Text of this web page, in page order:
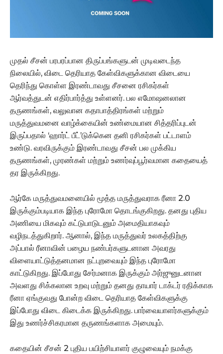
முதல் சீசன் பரபரப்பான திருப்பங்களுடன் முடிவடைந்த
நிலையில், விடை தெரியாத கேள்விகளுக்கான விடையை
தெரிந்து கொள்ள இரண்டாவது சீசனை ரசிகர்கள்
ஆர்வத்துடன் எதிர்பார்த்து உள்ளனர். பல எமோஷனலான
தருணங்கள், வலுவான கதாபாத்திரங்கள் மற்றும்
மருத்துவமனை வாழ்க்கையின் உண்மையான சித்தரிப்புடன்
இருப்பதால் ‘ஹார்ட் பீட்’டுக்கென தனி ரசிகர்கள் பட்டாளம்
உண்டு. வரவிருக்கும் இரண்டாவது சீசன் பல முக்கிய
தருணங்கள், முரண்கள் மற்றும் உணர்வுப்பூர்வமான கதையைத்
தர இருக்கிறது.
ஆர்கே மருத்துவமனையில் மூத்த மருத்துவராக ரீனா 2.0
இருக்கும்படியாக இந்த புரோமோ தொடங்குகிறது. தனது புதிய
அணியை மிகவும் கட்டுபாடுடனும் அமைதியாகவும்
வழிநடத்துகிறார். ஆனால், இந்த மருத்துவர் உலகத்திற்கு
அப்பால் ரீனாவின் பழைய நண்பர்களுடனான அவரது
விளையாட்டுத்தனமான நட்புறவையும் இந்த புரோமோ
காட்டுகிறது. இப்போது சேர்மனாக இருக்கும் அர்ஜுனுடனான
அவளது சிக்கலான உறவு மற்றும் தனது தாயார் டாக்டர் ரதிக்காக
ரீனா ஏங்குவது போன்ற விடை தெரியாத கேள்விகளுக்கு
இப்போது விடை கிடைக்க இருக்கிறது. பார்வையாளர்களுக்கும்
இது உணர்ச்சிகரமான தருணங்களாக அமையும்.
கதையின் சீசன் 2 புதிய பயிற்சியாளர் குழுவையும் நமக்கு